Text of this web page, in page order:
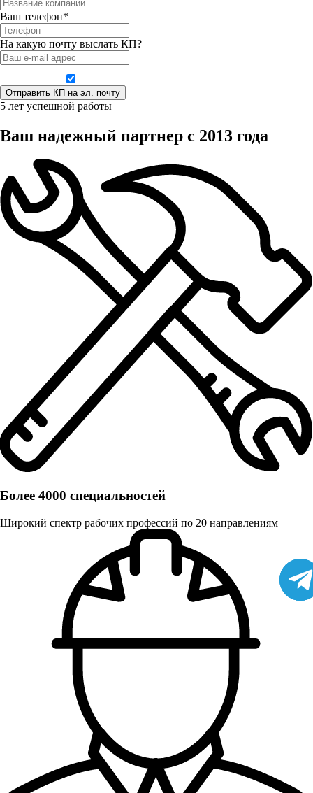
Ваш телефон*
На какую почту выслать КП?
5 лет успешной работы
Ваш надежный партнер с 2013 года
Более 4000 специальностей
Широкий спектр рабочих профессий по 20 направлениям